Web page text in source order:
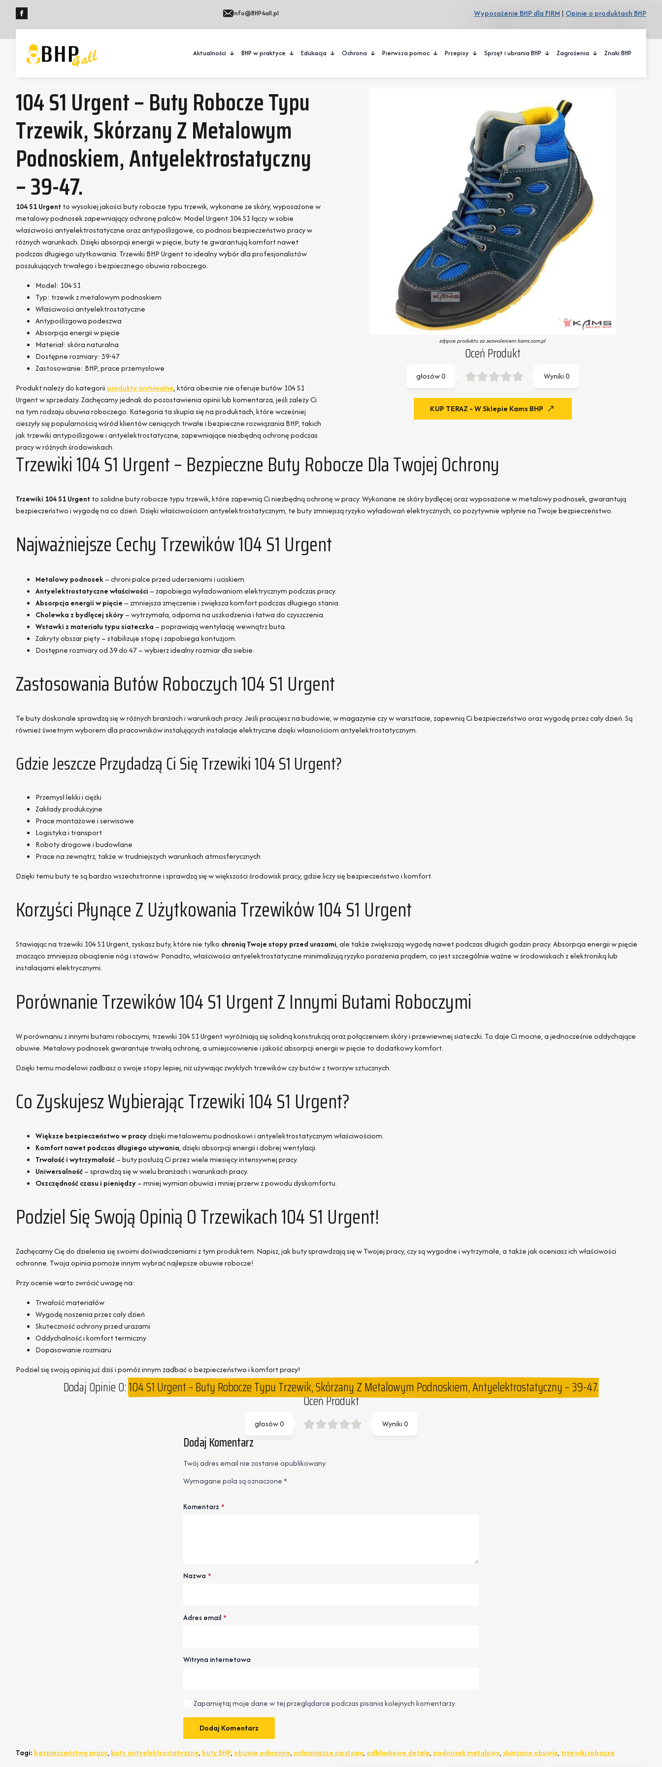
Info@BHP4all.pl Wyposażenie BHP dla FIRM | Opinie o produktach BHP
Aktualności BHP w praktyce Edukacja Ochrona Pierwsza pomoc Przepisy Sprzęt i ubrania BHP Zagrożenia Znaki BHP
104 S1 Urgent – Buty Robocze Typu
Trzewik, Skórzany Z Metalowym
Podnoskiem, Antyelektrostatyczny
– 39-47.
104 S1 Urgent to wysokiej jakości buty robocze typu trzewik, wykonane ze skóry, wyposażone w
metalowy podnosek zapewniający ochronę palców. Model Urgent 104 S1 łączy w sobie
właściwości antyelektrostatyczne oraz antypoślizgowe, co podnosi bezpieczeństwo pracy w
różnych warunkach. Dzięki absorpcji energii w pięcie, buty te gwarantują komfort nawet
podczas długiego użytkowania. Trzewiki BHP Urgent to idealny wybór dla profesjonalistów
poszukujących trwałego i bezpiecznego obuwia roboczego.
Model: 104 S1
Typ: trzewik z metalowym podnoskiem
Właściwości antyelektrostatyczne
Antypoślizgowa podeszwa
Absorpcja energii w pięcie
Materiał: skóra naturalna
Dostępne rozmiary: 39-47
Zastosowanie: BHP, prace przemysłowe
Produkt należy do kategorii produkty archiwalne, która obecnie nie oferuje butów 104 S1
Urgent w sprzedaży. Zachęcamy jednak do pozostawienia opinii lub komentarza, jeśli zależy Ci
na tym rodzaju obuwia roboczego. Kategoria ta skupia się na produktach, które wcześniej
cieszyły się popularnością wśród klientów ceniących trwałe i bezpieczne rozwiązania BHP, takich
jak trzewiki antypoślizgowe i antyelektrostatyczne, zapewniające niezbędną ochronę podczas
pracy w różnych środowiskach.
zdjęcie produktu za zezwoleniem kams.com.pl
Oceń Produkt
Wyniki0
głosów0
KUP TERAZ - W Sklepie Kams BHP
Trzewiki 104 S1 Urgent – Bezpieczne Buty Robocze Dla Twojej Ochrony
Trzewiki 104 S1 Urgent to solidne buty robocze typu trzewik, które zapewnią Ci niezbędną ochronę w pracy. Wykonane ze skóry bydlęcej oraz wyposażone w metalowy podnosek, gwarantują
bezpieczeństwo i wygodę na co dzień. Dzięki właściwościom antyelektrostatycznym, te buty zmniejszą ryzyko wyładowań elektrycznych, co pozytywnie wpłynie na Twoje bezpieczeństwo.
Najważniejsze Cechy Trzewików 104 S1 Urgent
Metalowy podnosek– chroni palce przed uderzeniami i uciskiem.
Antyelektrostatyczne właściwości – zapobiega wyładowaniom elektrycznym podczas pracy.
Absorpcja energii w pięcie – zmniejsza zmęczenie i zwiększa komfort podczas długiego stania.
Cholewka z bydlęcej skóry– wytrzymała, odporna na uszkodzenia i łatwa do czyszczenia.
Wstawki z materiału typu siateczka – poprawiają wentylację wewnątrz buta.
Zakryty obszar pięty – stabilizuje stopę i zapobiega kontuzjom.
Dostępne rozmiary od 39 do 47 – wybierz idealny rozmiar dla siebie.
Zastosowania Butów Roboczych 104 S1 Urgent
Te buty doskonale sprawdzą się w różnych branżach i warunkach pracy. Jeśli pracujesz na budowie, w magazynie czy w warsztacie, zapewnią Ci bezpieczeństwo oraz wygodę przez cały dzień. Są
również świetnym wyborem dla pracowników instalujących instalacje elektryczne dzięki własnościom antyelektrostatycznym.
Gdzie Jeszcze Przydadzą Ci Się Trzewiki 104 S1 Urgent?
Przemysł lekki i ciężki
Zakłady produkcyjne
Prace montażowe i serwisowe
Logistyka i transport
Roboty drogowe i budowlane
Prace na zewnątrz, także w trudniejszych warunkach atmosferycznych
Dzięki temu buty te są bardzo wszechstronne i sprawdzą się w większości środowisk pracy, gdzie liczy się bezpieczeństwo i komfort.
Korzyści Płynące Z Użytkowania Trzewików 104 S1 Urgent
Stawiając na trzewiki 104 S1 Urgent, zyskasz buty, które nie tylko chronią Twoje stopy przed urazami, ale także zwiększają wygodę nawet podczas długich godzin pracy. Absorpcja energii w pięcie
znacząco zmniejsza obciążenie nóg i stawów. Ponadto, właściwości antyelektrostatyczne minimalizują ryzyko porażenia prądem, co jest szczególnie ważne w środowiskach z elektroniką lub
instalacjami elektrycznymi.
Porównanie Trzewików 104 S1 Urgent Z Innymi Butami Roboczymi
W porównaniu z innymi butami roboczymi, trzewiki 104 S1 Urgent wyróżniają się solidną konstrukcją oraz połączeniem skóry i przewiewnej siateczki. To daje Ci mocne, a jednocześnie oddychające
obuwie. Metalowy podnosek gwarantuje trwałą ochronę, a umiejscowienie i jakość absorpcji energii w pięcie to dodatkowy komfort.
Dzięki temu modelowi zadbasz o swoje stopy lepiej, niż używając zwykłych trzewików czy butów z tworzyw sztucznych.
Co Zyskujesz Wybierając Trzewiki 104 S1 Urgent?
Większe bezpieczeństwo w pracydzięki metalowemu podnoskowi i antyelektrostatycznym właściwościom.
Komfort nawet podczas długiego używania, dzięki absorpcji energii i dobrej wentylacji.
Trwałość i wytrzymałość– buty posłużą Ci przez wiele miesięcy intensywnej pracy.
Uniwersalność– sprawdzą się w wielu branżach i warunkach pracy.
Oszczędność czasu i pieniędzy– mniej wymian obuwia i mniej przerw z powodu dyskomfortu.
Podziel Się Swoją Opinią O Trzewikach 104 S1 Urgent!
Zachęcamy Cię do dzielenia się swoimi doświadczeniami z tym produktem. Napisz, jak buty sprawdzają się w Twojej pracy, czy są wygodne i wytrzymałe, a także jak oceniasz ich właściwości
ochronne. Twoja opinia pomoże innym wybrać najlepsze obuwie robocze!
Przy ocenie warto zwrócić uwagę na:
Trwałość materiałów
Wygodę noszenia przez cały dzień
Skuteczność ochrony przed urazami
Oddychalność i komfort termiczny
Dopasowanie rozmiaru
Podziel się swoją opinią już dziś i pomóż innym zadbać o bezpieczeństwo i komfort pracy!
Dodaj Opinie O:104 S1 Urgent – Buty Robocze Typu Trzewik, Skórzany Z Metalowym Podnoskiem, Antyelektrostatyczny – 39-47.
Oceń Produkt
Wyniki0
głosów0
Dodaj Komentarz
Twój adres email nie zostanie opublikowany.
Wymagane pola są oznaczone*
Komentarz *
Nazwa *
Adres email*
Witryna internetowa
Zapamiętaj moje dane w tej przeglądarce podczas pisania kolejnych komentarzy.
Tagi: bezpieczeństwo pracy, buty antyelektrostatyczne, buty BHP, obuwie ochronne, ochraniacze na stopę, odblaskowe detale, podnosek metalowy, skórzane obuwie, trzewiki robocze